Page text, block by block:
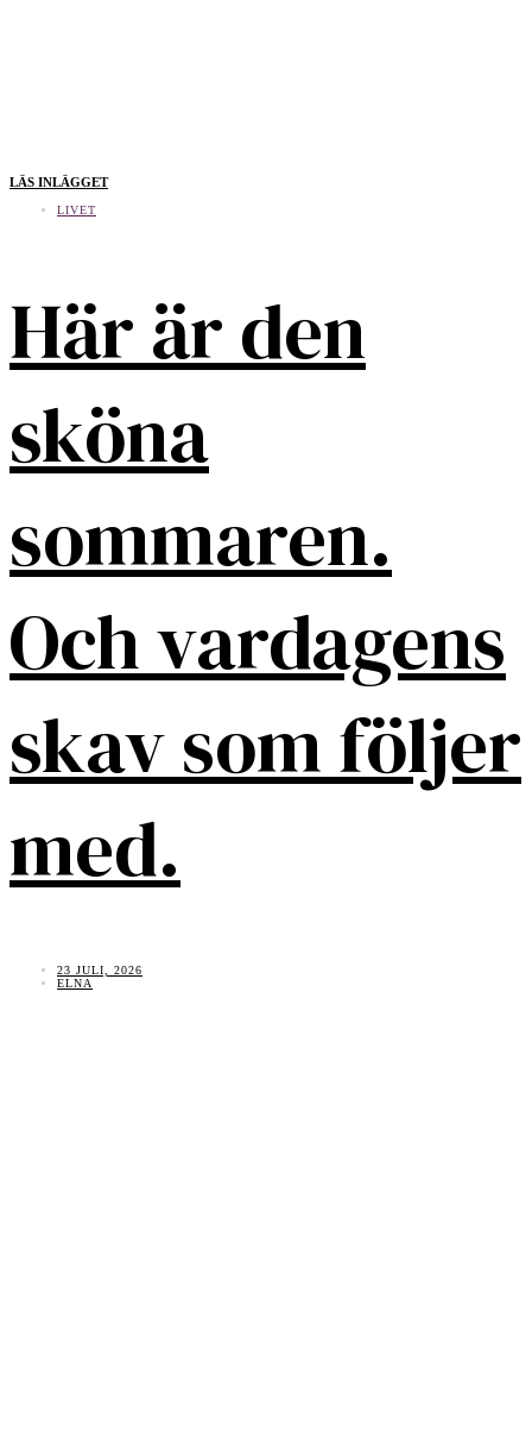
LÄS INLÄGGET
LIVET
Här är den
sköna
sommaren.
Och vardagens
skav som följer
med.
23 JULI, 2026
ELNA